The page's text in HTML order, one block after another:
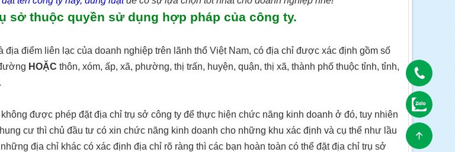
sở thuộc quyền sử dụng hợp pháp của công ty.
địa điểm liên lạc của doanh nghiệp trên lãnh thổ Việt Nam, có địa chỉ được xác định gồm số
HOẶC thôn, xóm, ấp, xã, phường, thị trấn, huyện, quận, thị xã, thành phố thuộc tỉnh, tỉnh,
được phép đặt địa chỉ trụ sở công ty để thực hiện chức năng kinh doanh ở đó, tuy nhiên
cư thì chủ đầu tư có xin chức năng kinh doanh cho những khu xác định và cụ thể như lầu
địa chỉ khác có xác định địa chỉ rõ ràng thì các bạn hoàn toàn có thể đặt địa chỉ trụ sở